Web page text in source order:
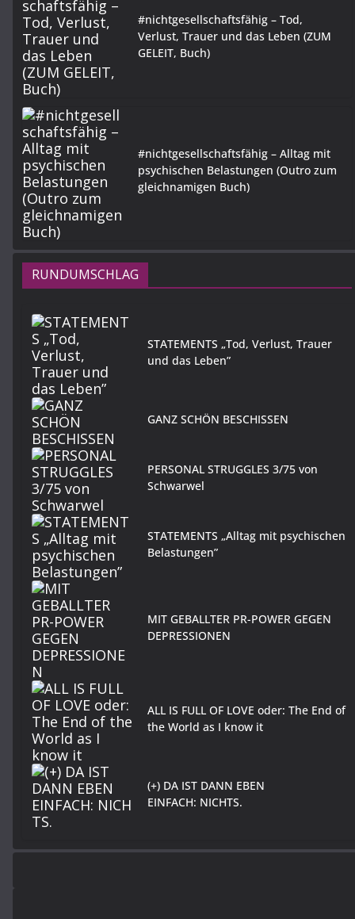
#nichtgesellschaftsfähig – Tod,
Verlust, Trauer und das Leben (ZUM
GELEIT, Buch)
#nichtgesellschaftsfähig – Alltag mit
psychischen Belastungen (Outro zum
gleichnamigen Buch)
RUNDUMSCHLAG
STATEMENTS „Tod, Verlust, Trauer
und das Leben”
GANZ SCHÖN BESCHISSEN
PERSONAL STRUGGLES 3/75 von
Schwarwel
STATEMENTS „Alltag mit psychischen
Belastungen”
MIT GEBALLTER PR-POWER GEGEN
DEPRESSIONEN
ALL IS FULL OF LOVE oder: The End of
the World as I know it
(+) DA IST DANN EBEN
EINFACH: NICHTS.